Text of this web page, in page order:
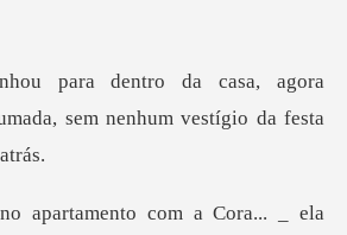
ora
sem nenhum ve